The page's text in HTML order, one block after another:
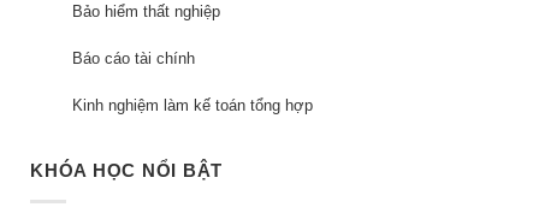
Bảo hiểm thất nghiệp
Báo cáo tài chính
Kinh nghiệm làm kế toán tổng hợp
KHÓA HỌC NỔI BẬT